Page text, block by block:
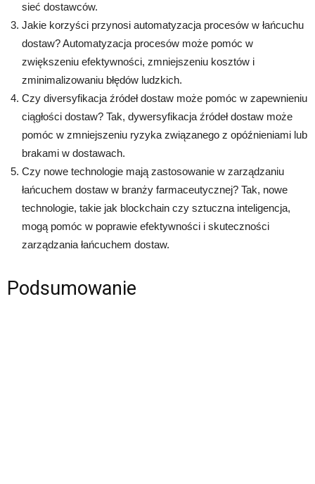
sieć dostawców.
Jakie korzyści przynosi automatyzacja procesów w łańcuchu
dostaw? Automatyzacja procesów może pomóc w
zwiększeniu efektywności, zmniejszeniu kosztów i
zminimalizowaniu błędów ludzkich.
Czy diversyfikacja źródeł dostaw może pomóc w zapewnieniu
ciągłości dostaw? Tak, dywersyfikacja źródeł dostaw może
pomóc w zmniejszeniu ryzyka związanego z opóźnieniami lub
brakami w dostawach.
Czy nowe technologie mają zastosowanie w zarządzaniu
łańcuchem dostaw w branży farmaceutycznej? Tak, nowe
technologie, takie jak blockchain czy sztuczna inteligencja,
mogą pomóc w poprawie efektywności i skuteczności
zarządzania łańcuchem dostaw.
Podsumowanie